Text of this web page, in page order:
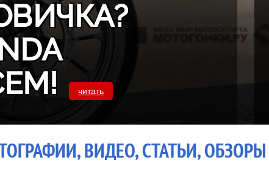
читать
ВИДЕО, СТАТЬИ, ОБЗОРЫ